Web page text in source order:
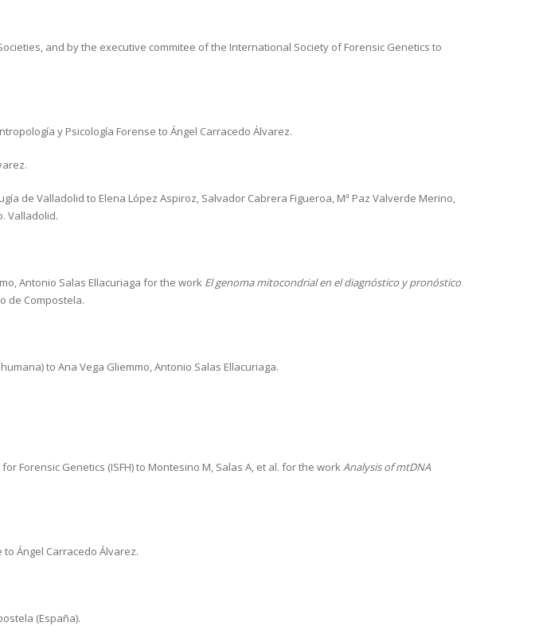
and by the executive commitee of the International Society of Forensic Genetics to
y Psicología Forense to Ángel Carracedo Álvarez.
de Valladolid to Elena López Aspiroz, Salvador Cabrera Figueroa, Mª Paz Valverde Merino,
Valladolid.
Antonio Salas Ellacuriaga for the work El genoma mitocondrial en el diagnóstico y pronóstico
de Compostela.
to Ana Vega Gliemmo, Antonio Salas Ellacuriaga.
Forensic Genetics (ISFH) to Montesino M, Salas A, et al. for the workAnalysis of mtDNA
Ángel Carracedo Álvarez.
(España).